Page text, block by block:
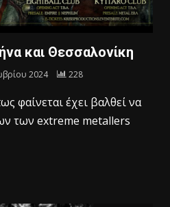
και Θεσσαλονίκη
2024 228
φαίνεται έχει βαλθεί να
των extreme metallers